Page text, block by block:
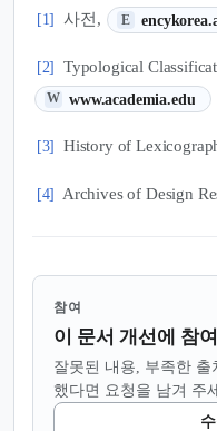
[1] 사전, E
(새 탭에서 열
[2] Typological
W www.academia.edu
(새 탭에서 열림)
[3] History of
[4] Archives of Design
참여
이 문서 개선에 참여
잘못된 내용, 부족한
했다면 요청을 남겨 주